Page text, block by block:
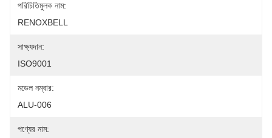
পরিচিতিমুলক নাম:
RENOXBELL
সাক্ষ্যদান:
ISO9001
মডেল নম্বার:
ALU-006
পণ্যের নাম: